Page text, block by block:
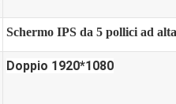
Schermo IPS da 5 pollici ad
Doppio 1920*1080